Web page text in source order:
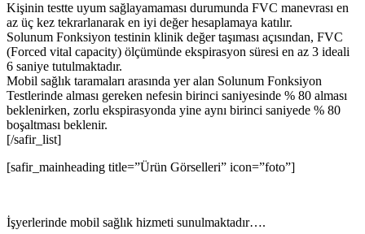
Kişinin testte uyum sağlayamaması durumunda FVC manevrası en
az üç kez tekrarlanarak en iyi değer hesaplamaya katılır.
Solunum Fonksiyon testinin klinik değer taşıması açısından, FVC
(Forced vital capacity) ölçümünde ekspirasyon süresi en az 3 ideali
6 saniye tutulmaktadır.
Mobil sağlık taramaları arasında yer alan Solunum Fonksiyon
Testlerinde alması gereken nefesin birinci saniyesinde % 80 alması
beklenirken, zorlu ekspirasyonda yine aynı birinci saniyede % 80
boşaltması beklenir.
[/safir_list]
[safir_mainheading title=”Ürün Görselleri” icon=”foto”]
İşyerlerinde mobil sağlık hizmeti sunulmaktadır….